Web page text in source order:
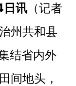
日讯 （记者
州共和县
结省内外
间地头，